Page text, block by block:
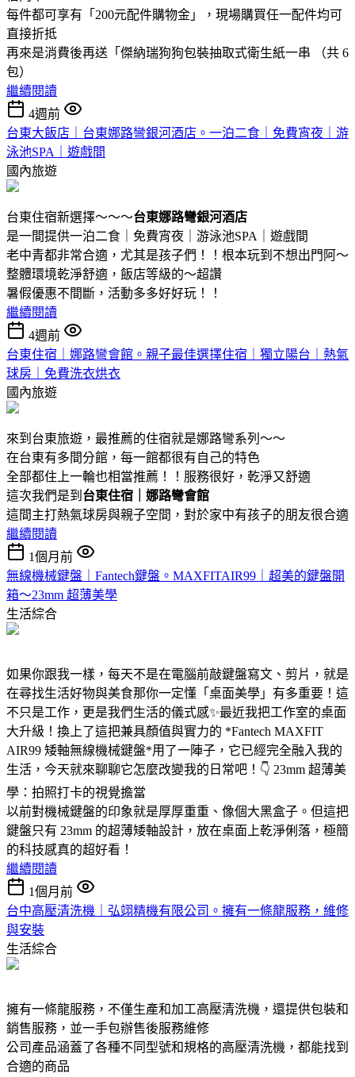
每件都可享有「200元配件購物金」，現場購買任一配件均可
直接折抵
再來是消費後再送「傑納瑞狗狗包裝抽取式衛生紙一串 （共 6
包）
繼續閱讀
4週前
台東大飯店｜台東娜路彎銀河酒店。一泊二食｜免費宵夜｜游
泳池SPA｜遊戲間
國內旅遊
台東住宿新選擇～～～台東娜路彎銀河酒店
是一間提供一泊二食｜免費宵夜｜游泳池SPA｜遊戲間
老中青都非常合適，尤其是孩子們！！根本玩到不想出門阿～
整體環境乾淨舒適，飯店等級的～超讚
暑假優惠不間斷，活動多多好好玩！！
繼續閱讀
4週前
台東住宿｜娜路彎會館。親子最佳選擇住宿｜獨立陽台｜熱氣
球房｜免費洗衣烘衣
國內旅遊
來到台東旅遊，最推薦的住宿就是娜路彎系列～～
在台東有多間分館，每一館都很有自己的特色
全部都住上一輪也相當推薦！！服務很好，乾淨又舒適
這次我們是到 台東住宿｜娜路彎會館
這間主打熱氣球房與親子空間，對於家中有孩子的朋友很合適
繼續閱讀
1個月前
無線機械鍵盤｜Fantech鍵盤。MAXFITAIR99｜超美的鍵盤開
箱～23mm 超薄美學
生活綜合
如果你跟我一樣，每天不是在電腦前敲鍵盤寫文、剪片，就是
在尋找生活好物與美食那你一定懂「桌面美學」有多重要！這
不只是工作，更是我們生活的儀式感✨最近我把工作室的桌面
大升級！換上了這把兼具顏值與實力的 *Fantech MAXFIT
AIR99 矮軸無線機械鍵盤*用了一陣子，它已經完全融入我的
生活，今天就來聊聊它怎麼改變我的日常吧！👇 23mm 超薄美
學：拍照打卡的視覺擔當
以前對機械鍵盤的印象就是厚厚重重、像個大黑盒子。但這把
鍵盤只有 23mm 的超薄矮軸設計，放在桌面上乾淨俐落，極簡
的科技感真的超好看！
繼續閱讀
1個月前
台中高壓清洗機｜弘翊精機有限公司。擁有一條龍服務，維修
與安裝
生活綜合
擁有一條龍服務，不僅生產和加工高壓清洗機，還提供包裝和
銷售服務，並一手包辦售後服務維修
公司產品涵蓋了各種不同型號和規格的高壓清洗機，都能找到
合適的商品